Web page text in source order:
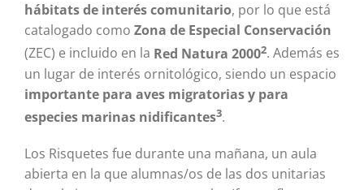
hábitats de interés comunitario, por lo que está
catalogado como Zona de Especial Conservación
(ZEC) e incluido en la Red Natura 20002. Además es
un lugar de interés ornitológico, siendo un espacio
importante para aves migratorias y para
especies marinas nidificantes3.
Los Risquetes fue durante una mañana, un aula
abierta en la que alumnas/os de las dos unitarias